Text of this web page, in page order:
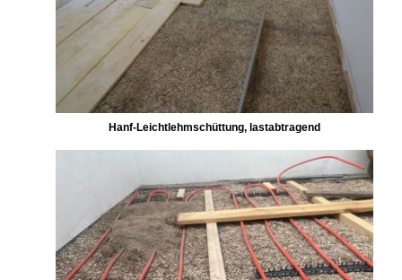
Hanf-Leichtlehmschüttung, lastabtragend